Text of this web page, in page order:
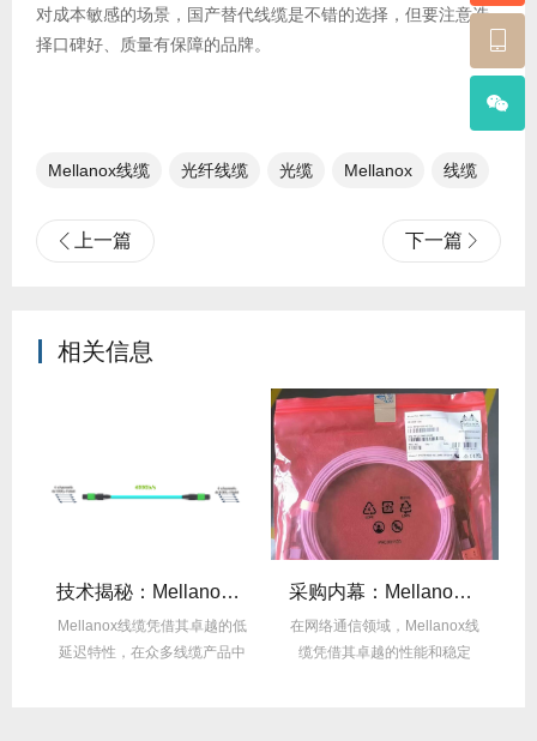
对成本敏感的场景，国产替代线缆是不错的选择，但要注意选
择口碑好、质量有保障的品牌。
Mellanox线缆 光纤线缆​ 光缆 Mellanox 线缆
上一篇 下一篇
相关信息
技术揭秘：Mellanox线缆低延迟背后的“信号优化”黑科技！
Mellanox线缆凭借其卓越的低
延迟特性，在众多线缆产品中
采购内幕：Mellanox线缆验真3步走，假货休想蒙混过关！
在网络通信领域，Mellanox线
缆凭借其卓越的性能和稳定